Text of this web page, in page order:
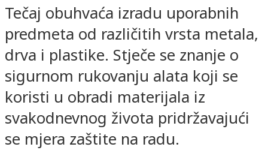
Tečaj obuhvaća izradu uporabnih
predmeta od različitih vrsta metala,
drva i plastike. Stječe se znanje o
sigurnom rukovanju alata koji se
koristi u obradi materijala iz
svakodnevnog života pridržavajući
se mjera zaštite na radu.